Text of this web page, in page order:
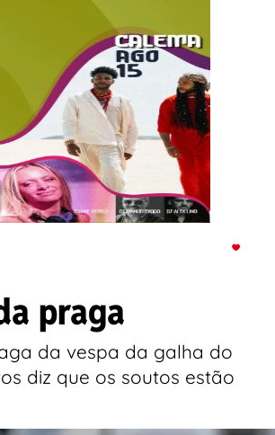
praga
da vespa da galha do
diz que os soutos estão